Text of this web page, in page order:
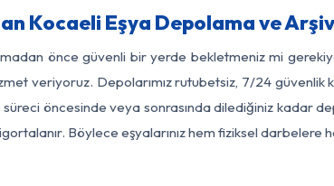
Kocaeli Eşya Depolama ve
önce güvenli bir yerde bekletmeniz mi
veriyoruz. Depolarımız rutubetsiz, 7/24
öncesinde veya sonrasında dilediğiniz kadar
Böylece eşyalarınız hem fiziksel darbelere